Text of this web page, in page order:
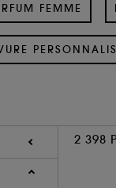
FEMME
2 398